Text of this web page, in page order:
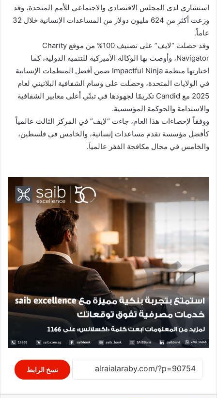
استشاري لدى المجلس الاقتصادي والاجتماعي للأمم المتحدة، وقد
وزعت أكثر من 624 مليون دولار من المساعدات الإنسانية خلال 32
عاماً.
وقد حصلت “لايف” على تصنيف 100% من موقع Charity
Navigator، وأوصت بها الوكالة الأميركية للتنمية الدولية، كما
اختارتها منظمة Impactful Ninja ضمن أفضل المنظمات الإنسانية
في الولايات المتحدة، وحصلت على وسام الشفافية البلاتيني لعام
2025 مع Candid تكريمًا لجهودها في تبنّي أعلى معايير الشفافية
والاستدامة والحوكمة المؤسسية.
ووفقاً لإحصاءات هذا العام، جاءت “لايف” في المركز الثالث عالمياً
كأفضل مؤسسة تقدم مساعدات إنسانية، والخامس في فلسطين،
والخامس في مجال مكافحة الفقر عالمياً.
نسخ الرابط